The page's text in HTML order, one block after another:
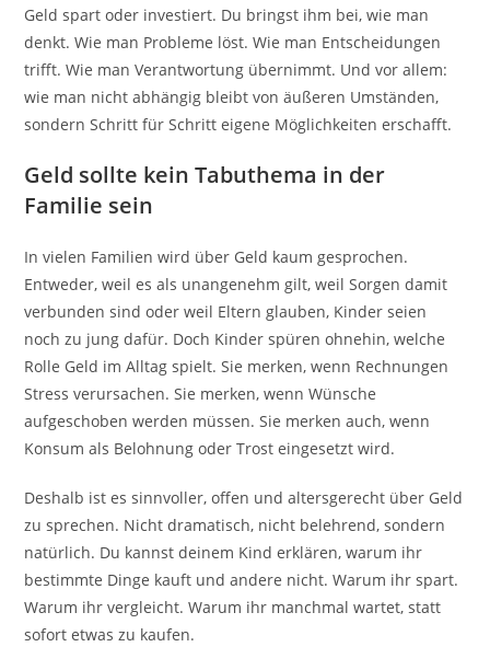
Geld spart oder investiert. Du bringst ihm bei, wie man
denkt. Wie man Probleme löst. Wie man Entscheidungen
trifft. Wie man Verantwortung übernimmt. Und vor allem:
wie man nicht abhängig bleibt von äußeren Umständen,
sondern Schritt für Schritt eigene Möglichkeiten erschafft.
Geld sollte kein Tabuthema in der
Familie sein
In vielen Familien wird über Geld kaum gesprochen.
Entweder, weil es als unangenehm gilt, weil Sorgen damit
verbunden sind oder weil Eltern glauben, Kinder seien
noch zu jung dafür. Doch Kinder spüren ohnehin, welche
Rolle Geld im Alltag spielt. Sie merken, wenn Rechnungen
Stress verursachen. Sie merken, wenn Wünsche
aufgeschoben werden müssen. Sie merken auch, wenn
Konsum als Belohnung oder Trost eingesetzt wird.
Deshalb ist es sinnvoller, offen und altersgerecht über Geld
zu sprechen. Nicht dramatisch, nicht belehrend, sondern
natürlich. Du kannst deinem Kind erklären, warum ihr
bestimmte Dinge kauft und andere nicht. Warum ihr spart.
Warum ihr vergleicht. Warum ihr manchmal wartet, statt
sofort etwas zu kaufen.